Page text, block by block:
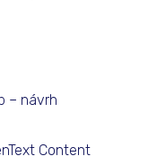
– návrh
Content